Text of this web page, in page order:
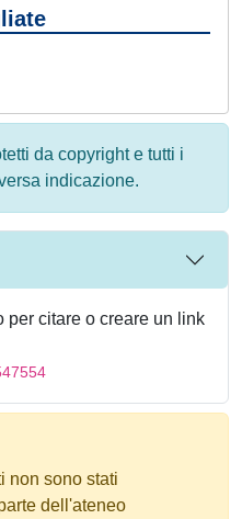
da copyright e tutti i
indicazione.
per citare o creare un link
non sono stati
dell'ateneo